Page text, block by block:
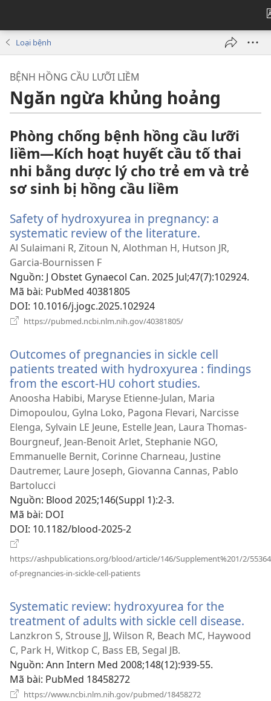
Loại bệnh
BỆNH HỒNG CẦU LƯỠI LIỀM
Ngăn ngừa khủng hoảng
Phòng chống bệnh hồng cầu lưỡi
liềm—Kích hoạt huyết cầu tố thai
nhi bằng dược lý cho trẻ em và trẻ
sơ sinh bị hồng cầu liềm
Safety of hydroxyurea in pregnancy: a
systematic review of the literature.
cửa
mới)
Al Sulaimani R, Zitoun N, Alothman H, Hutson JR,
Garcia-Bournissen F
Nguồn‎: J Obstet Gynaecol Can. 2025 Jul;47(7):102924.
Mã bài‎: PubMed 40381805
DOI‎: 10.1016/j.jogc.2025.102924
https://pubmed.ncbi.nlm.nih.gov/40381805/
mới)
Outcomes of pregnancies in sickle cell
patients treated with hydroxyurea : findings
from the escort-HU cohort studies.
cửa
sổ
mới)
Anoosha Habibi, Maryse Etienne-Julan, Maria
Dimopoulou, Gylna Loko, Pagona Flevari, Narcisse
Elenga, Sylvain LE Jeune, Estelle Jean, Laura Thomas-
Bourgneuf, Jean-Benoit Arlet, Stephanie NGO,
Emmanuelle Bernit, Corinne Charneau, Justine
Dautremer, Laure Joseph, Giovanna Cannas, Pablo
Bartolucci
Nguồn‎: Blood 2025;146(Suppl 1):2-3.
Mã bài‎: DOI
DOI‎: 10.1182/blood-2025-2
https://ashpublications.org/blood/article/146/Supplement%201/2/
of-pregnancies-in-sickle-cell-patients
mới)
Systematic review: hydroxyurea for the
treatment of adults with sickle cell disease.
cửa
Lanzkron S, Strouse JJ, Wilson R, Beach MC, Haywood
C, Park H, Witkop C, Bass EB, Segal JB.
Nguồn‎: Ann Intern Med 2008;148(12):939-55.
Mã bài‎: PubMed 18458272
https://www.ncbi.nlm.nih.gov/pubmed/18458272